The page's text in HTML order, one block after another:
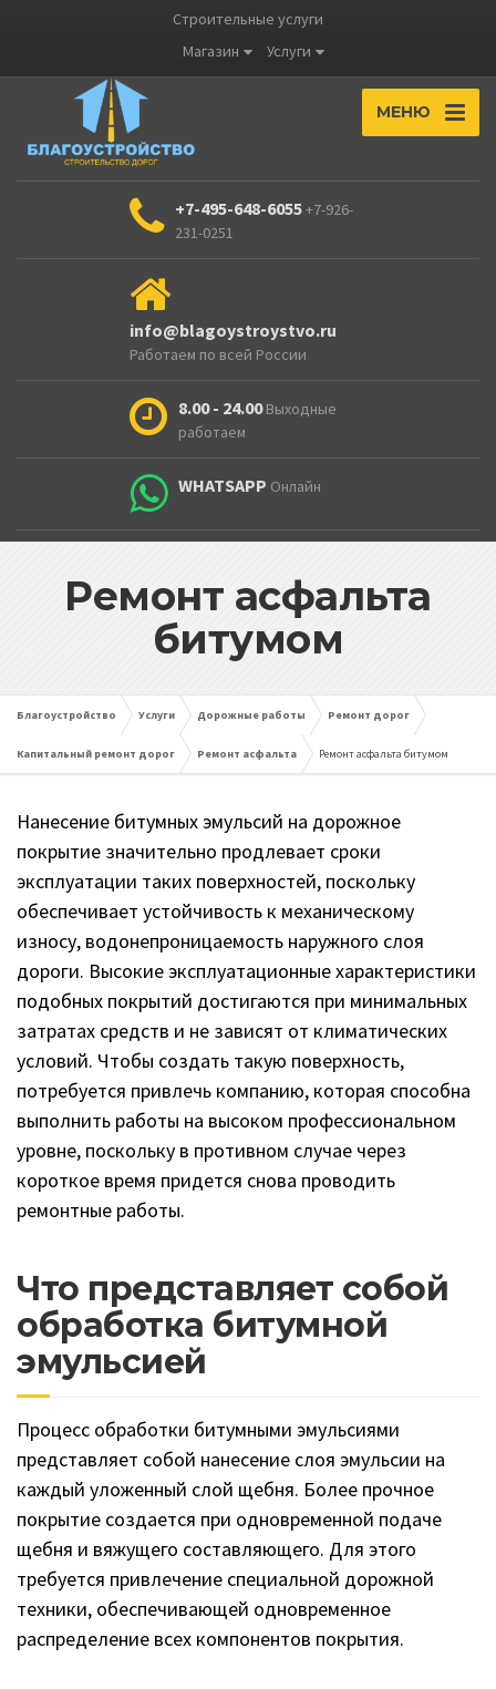
Строительные услуги
Магазин
Услуги
МЕНЮ
+7-495-648-6055+7-926-
231-0251
info@blagoystroystvo.ru
Работаем по всей России
8.00 - 24.00 Выходные
работаем
WHATSAPP Онлайн
Ремонт асфальта
битумом
Благоустройство Услуги Дорожные работы Ремонт дорог
Капитальный ремонт дорог Ремонт асфальта Ремонт асфальта битумом
Нанесение битумных эмульсий на дорожное
покрытие значительно продлевает сроки
эксплуатации таких поверхностей, поскольку
обеспечивает устойчивость к механическому
износу, водонепроницаемость наружного слоя
дороги. Высокие эксплуатационные характеристики
подобных покрытий достигаются при минимальных
затратах средств и не зависят от климатических
условий. Чтобы создать такую поверхность,
потребуется привлечь компанию, которая способна
выполнить работы на высоком профессиональном
уровне, поскольку в противном случае через
короткое время придется снова проводить
ремонтные работы.
Что представляет собой
обработка битумной
эмульсией
Процесс обработки битумными эмульсиями
представляет собой нанесение слоя эмульсии на
каждый уложенный слой щебня. Более прочное
покрытие создается при одновременной подаче
щебня и вяжущего составляющего. Для этого
требуется привлечение специальной дорожной
техники, обеспечивающей одновременное
распределение всех компонентов покрытия.